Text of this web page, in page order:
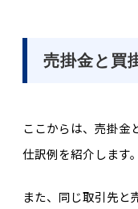
売掛金と買
ここからは、売掛金
仕訳例を紹介します。
また、同じ取引先と